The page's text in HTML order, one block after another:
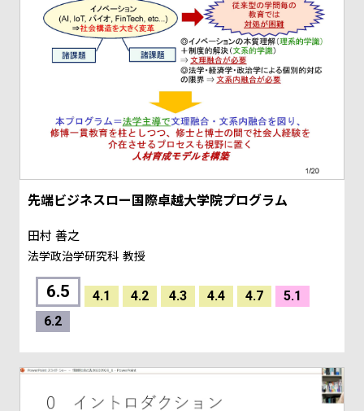
先端ビジネスロー国際卓越大学院プログラム
田村 善之
法学政治学研究科 教授
6.5 4.1 4.2 4.3 4.4 4.7
5.1
6.2